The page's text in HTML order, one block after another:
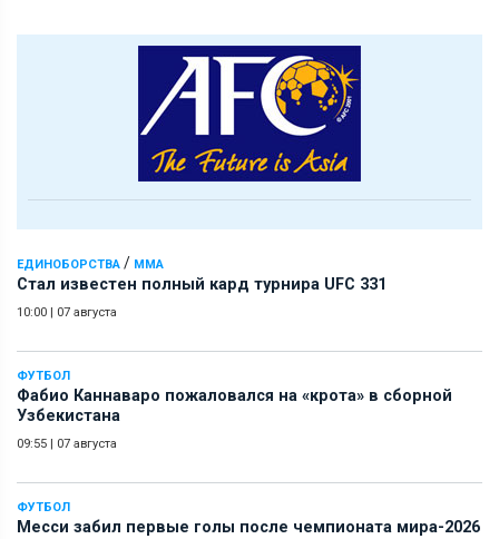
ЕДИНОБОРСТВА / ММА
Стал известен полный кард турнира UFC 331
10:00 07 августа
ФУТБОЛ
Фабио Каннаваро пожаловался на «крота» в сборной
Узбекистана
09:55 07 августа
ФУТБОЛ
Месси забил первые голы после чемпионата мира-2026